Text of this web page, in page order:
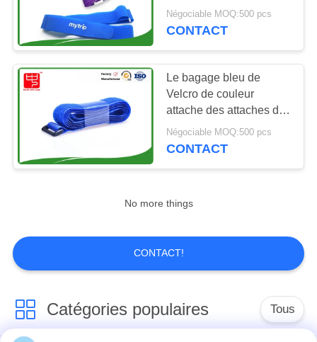
Courroies de
crochet et de
bagage de boucle
11
Courroies en nylon
de sangle
attache vers le bas
n'importe quelle couleur
Négociable MOQ:500 pcs
CONTACT
Le bagage bleu de
Velcro de couleur
attache des attaches de
crochet et de boucle
pour la résistance
Négociable MOQ:500 pcs
CONTACT
No more things
CONTACT!
Catégories populaires Tous